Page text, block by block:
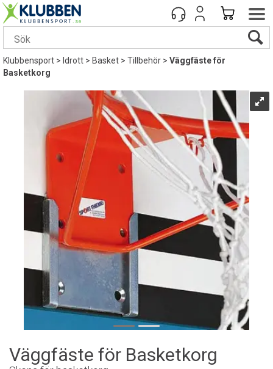
Klubbensport> Idrott>Basket>Tillbehör>Väggfäste för
Basketkorg
Väggfäste för Basketkorg